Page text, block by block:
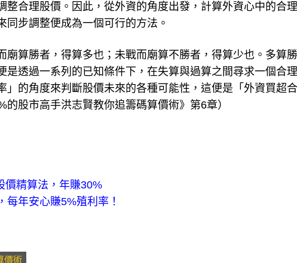
整合理股價。因此，從外資的角度出發，計算外資心中的合
步調整便成為一個可行的方法。
廟算勝者，得算多也；未戰而廟算不勝者，得算少也。多算勝
透過一系列的已知條件下，在失算與過算之間尋求一個合
」的角度來判斷股價未來的各種可能性，這便是「外資買超
股市高手洪志賢教你追籌碼算價術》第6章）
價精算法，年賺30%
年安心賺5%殖利率！
價術